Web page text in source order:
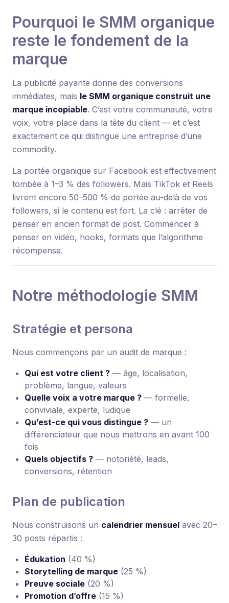
Pourquoi le SMM organique
reste le fondement de la
marque
La publicité payante donne des conversions
immédiates, mais le SMM organique construit une
marque incopiable. C’est votre communauté, votre
voix, votre place dans la tête du client — et c’est
exactement ce qui distingue une entreprise d’une
commodity.
La portée organique sur Facebook est effectivement
tombée à 1–3 % des followers. Mais TikTok et Reels
livrent encore 50–500 % de portée au-delà de vos
followers, si le contenu est fort. La clé : arrêter de
penser en ancien format de post. Commencer à
penser en vidéo, hooks, formats que l’algorithme
récompense.
Notre méthodologie SMM
Stratégie et persona
Nous commençons par un audit de marque :
Qui est votre client ? — âge, localisation,
problème, langue, valeurs
Quelle voix a votre marque ? — formelle,
conviviale, experte, ludique
Qu’est-ce qui vous distingue ? — un
différenciateur que nous mettrons en avant 100
fois
Quels objectifs ? — notoriété, leads,
conversions, rétention
Plan de publication
Nous construisons un calendrier mensuel avec 20–
30 posts répartis :
Édukation (40 %)
Storytelling de marque (25 %)
Preuve sociale (20 %)
Promotion d’offre (15 %)